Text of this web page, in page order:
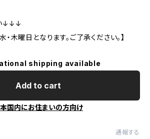
↓↓↓
・木曜日となります。ご了承ください。】
shipping available
Add to cart
国内にお住まいの方向け
通報する